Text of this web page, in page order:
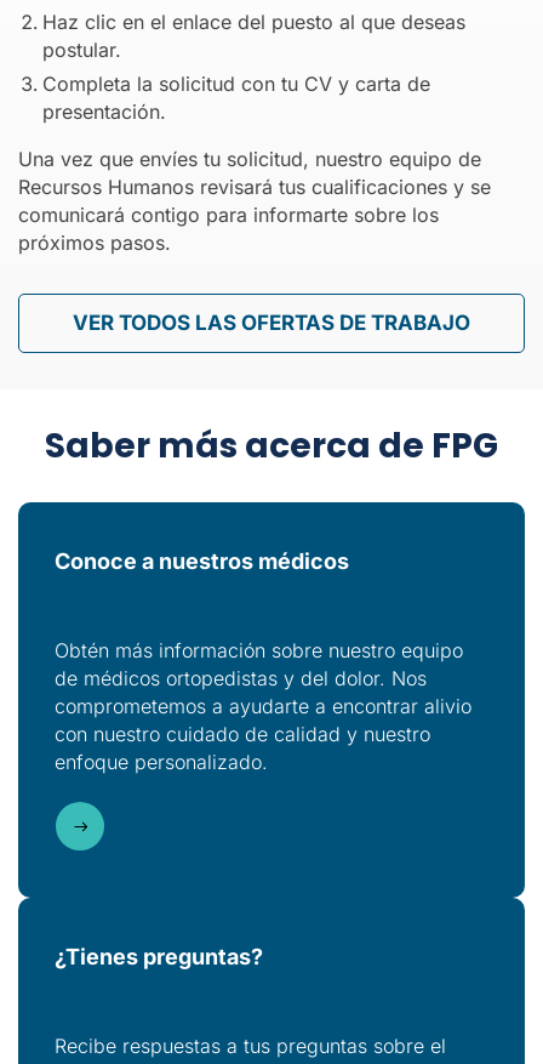
Haz clic en el enlace del puesto al que deseas
postular.
Completa la solicitud con tu CV y carta de
presentación.
Una vez que envíes tu solicitud, nuestro equipo de
Recursos Humanos revisará tus cualificaciones y se
comunicará contigo para informarte sobre los
próximos pasos.
VER TODOS LAS OFERTAS DE TRABAJO
Saber más acerca de FPG
Conoce a nuestros médicos
Obtén más información sobre nuestro equipo
de médicos ortopedistas y del dolor. Nos
comprometemos a ayudarte a encontrar alivio
con nuestro cuidado de calidad y nuestro
enfoque personalizado.
¿Tienes preguntas?
Recibe respuestas a tus preguntas sobre el